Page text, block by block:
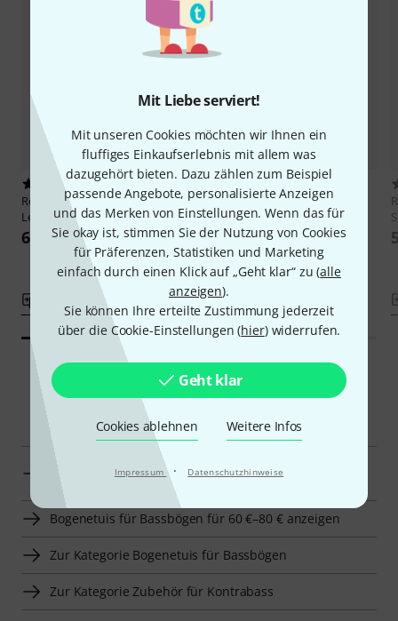
Mit Liebe serviert!
Mit unseren Cookies möchten wir Ihnen ein
fluffiges Einkaufserlebnis mit allem was
dazugehört bieten. Dazu zählen zum Beispiel
passende Angebote, personalisierte Anzeigen
und das Merken von Einstellungen. Wenn das für
Sie okay ist, stimmen Sie der Nutzung von Cookies
für Präferenzen, Statistiken und Marketing
einfach durch einen Klick auf „Geht klar“ zu (alle
anzeigen).
Sie können Ihre erteilte Zustimmung jederzeit
über die Cookie-Einstellungen (hier) widerrufen.
Geht klar
Cookies ablehnen Weitere Infos
Impressum · Datenschutzhinweise
11
Roth & JuniusBass Bow Quiver
Leather BR
64 €
Vergleichen
5
Roth & Junius Bass Bow Quiver
Leather BK
55 €
Smart Navigator
Roth & Junius Bogenetuis für Bassbögen zur
Bogenetuis für Bassbögen für 60 €–80 € anzeigen
Zur Kategorie Bogenetuis für Bassbögen
Zur Kategorie Zubehör für Kontrabass